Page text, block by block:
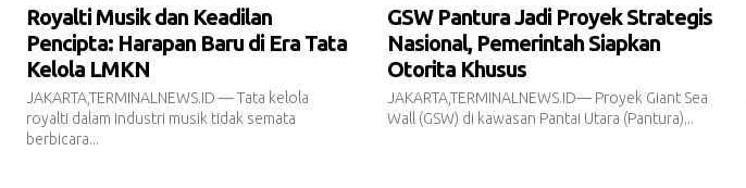
Royalti Musik dan Keadilan
Pencipta: Harapan Baru di Era Tata
Kelola LMKN
JAKARTA,TERMINALNEWS.ID — Tata kelola
royalti dalam industri musik tidak semata
berbicara...
GSW Pantura Jadi Proyek Strategis
Nasional, Pemerintah Siapkan
Otorita Khusus
JAKARTA,TERMINALNEWS.ID— Proyek Giant Sea
Wall (GSW) di kawasan Pantai Utara (Pantura)...